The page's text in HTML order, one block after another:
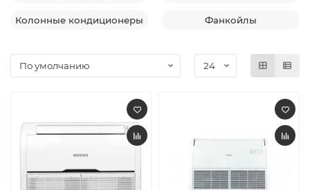
Колонные кондиционеры Фанкойлы